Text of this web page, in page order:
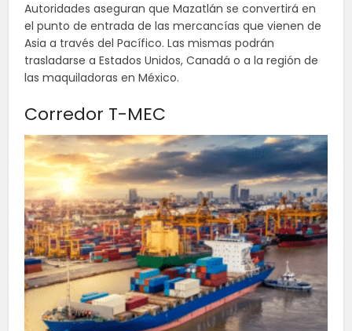
Autoridades aseguran que Mazatlán se convertirá en
el punto de entrada de las mercancías que vienen de
Asia a través del Pacífico. Las mismas podrán
trasladarse a Estados Unidos, Canadá o a la región de
las maquiladoras en México.
Corredor T-MEC